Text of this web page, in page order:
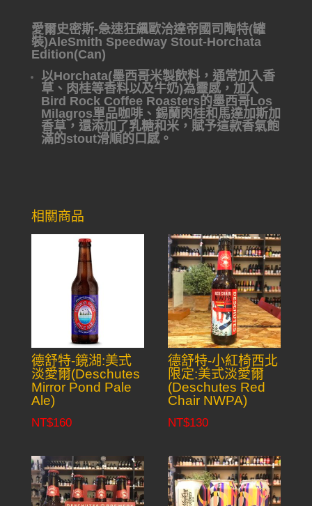
愛爾史密斯-急速狂飆歐洽達帝國司陶特(罐
裝)AleSmith Speedway Stout-Horchata
Edition(Can)
以Horchata(墨西哥米製飲料，通常加入香
草、肉桂等香料以及牛奶)為靈感，加入
Bird Rock Coffee Roasters的墨西哥Los
Milagros單品咖啡、錫蘭肉桂和馬達加斯加
香草，還添加了乳糖和米，賦予這款香氣飽
滿的stout滑順的口感。
相關商品
德舒特-鏡湖:美式
淡愛爾(Deschutes
Mirror Pond Pale
Ale)
NT$160
德舒特-小紅椅西北
限定:美式淡愛爾
(Deschutes Red
Chair NWPA)
NT$130